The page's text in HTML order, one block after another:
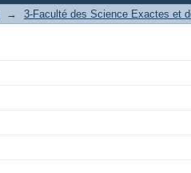
→ 3-Faculté des Science Exactes et